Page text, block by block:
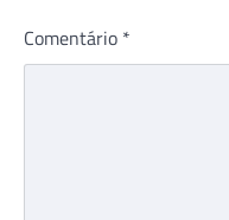
Comentário *